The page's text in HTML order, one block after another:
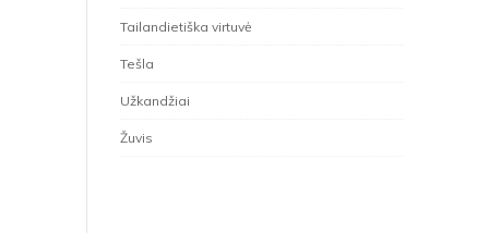
Tailandietiška virtuvė
Tešla
Užkandžiai
Žuvis